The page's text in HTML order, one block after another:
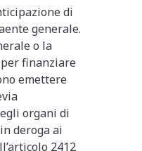
di
generale.
o la
finanziare
emettere
organi di
deroga ai
2412